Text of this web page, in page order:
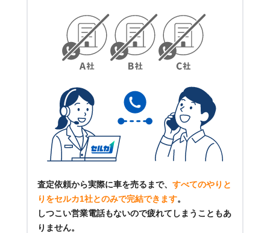
査定依頼から実際に車を売るまで、 すべてのやりと
りをセルカ1社とのみで完結できます。
しつこい営業電話もないので疲れてしまうこともあ
りません。